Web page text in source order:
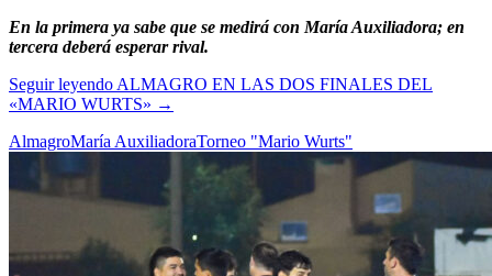
En la primera ya sabe que se medirá con María Auxiliadora; en
tercera deberá esperar rival.
Seguir leyendo ALMAGRO EN LAS DOS FINALES DEL
«MARIO WURTS» →
AlmagroMaría AuxiliadoraTorneo "Mario Wurts"